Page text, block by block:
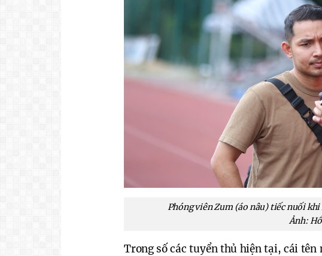
Phóng viên Zum (áo nâu) tiếc nuối khi
Ảnh:
Trong số các tuyển thủ hiện tại, cái